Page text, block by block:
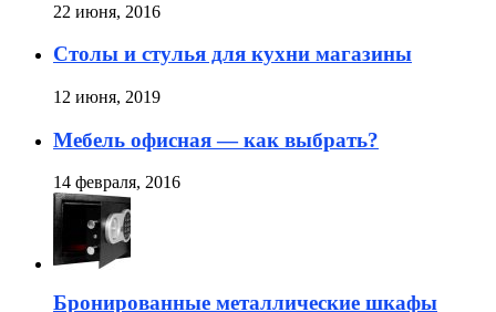
22 июня, 2016
Столы и стулья для кухни магазины
12 июня, 2019
Мебель офисная — как выбрать?
14 февраля, 2016
Бронированные металлические шкафы